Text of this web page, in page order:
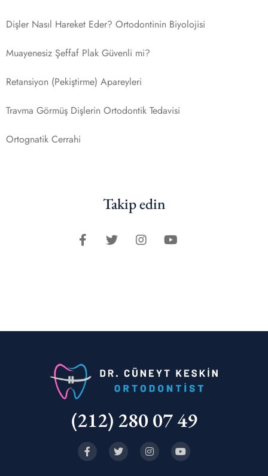
Dişler Nasıl Hareket Eder? Ortodontinin Biyolojisi
Muayenesiz Şeffaf Plak Güvenli mi?
Retansiyon (Pekiştirme) Apareyleri
Travma Görmüş Dişlerin Ortodontik Tedavisi
Ortognatik Cerrahi
Takip edin
(212) 280 07 49